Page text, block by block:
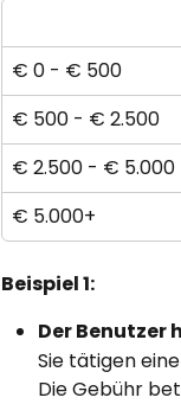
€ 0 - € 500
€ 500 - € 2.500
€ 2.500 - € 5.000
€ 5.000+
Beispiel 1:
Der Benutzer
Sie tätigen
Die Gebühr